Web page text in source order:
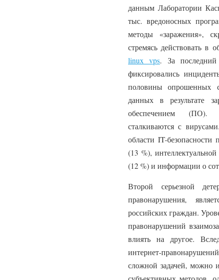
данным Лаборатории
тыс. вредоносных
методы «заражения»,
стремясь действовать в
linux vps. За
фиксировались
половины опрошенных
данных в результате
обеспечением (ПО).
сталкиваются с
области IT-
(13 %),
(12 %) и информации о
Второй серьезной
правонарушения,
российских граждан.
правонарушений
влиять на другое.
интернет-
сложной задачей, можно